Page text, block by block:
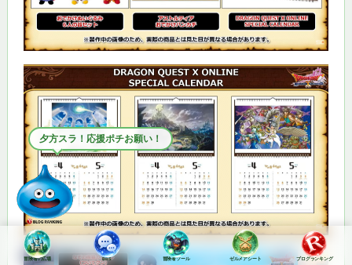
夕焼けがきれいスラ
冒険者の広場 BBS 冒険者ツール ゼルメアシート ブログランキング